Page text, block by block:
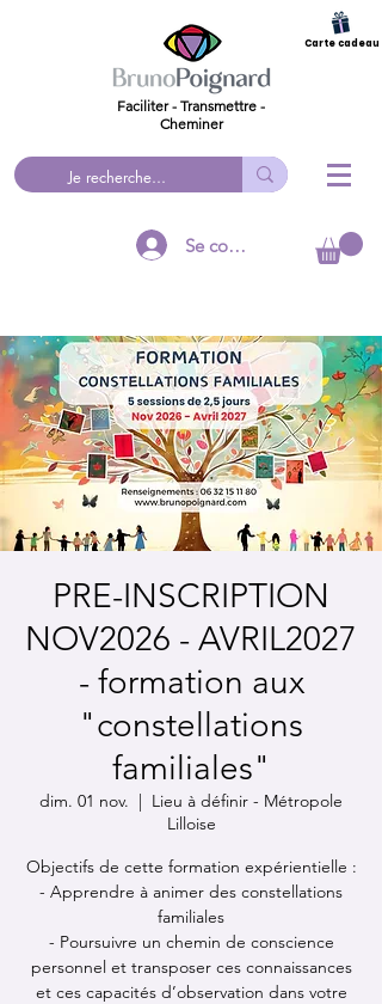
Faciliter - Transmettre -
Cheminer
Se connecter
Carte cadeau
PRE-INSCRIPTION
NOV2026 - AVRIL2027
- formation aux
"constellations
familiales"
dim. 01 nov.
  |
Lieu à définir - Métropole
Lilloise
Objectifs de cette formation expérientielle :
- Apprendre à animer des constellations
familiales
- Poursuivre un chemin de conscience
personnel et transposer ces connaissances
et ces capacités d’observation dans votre